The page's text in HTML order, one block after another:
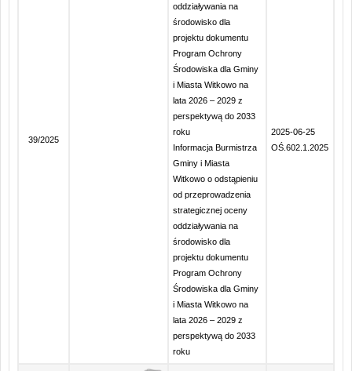
39/2025
oddziaływania na
środowisko dla
projektu dokumentu
Program Ochrony
Środowiska dla Gminy
i Miasta Witkowo na
lata 2026 – 2029 z
perspektywą do 2033
roku
Informacja Burmistrza
Gminy i Miasta
Witkowo o odstąpieniu
od przeprowadzenia
strategicznej oceny
oddziaływania na
środowisko dla
projektu dokumentu
Program Ochrony
Środowiska dla Gminy
i Miasta Witkowo na
lata 2026 – 2029 z
perspektywą do 2033
roku
2025-06-25
OŚ.602.1.2025